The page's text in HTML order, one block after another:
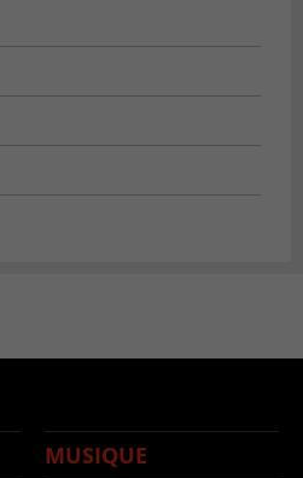
MUSIQUE